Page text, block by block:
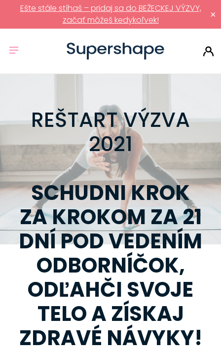
×
Ešte stále stíhaš – pridaj sa do BEŽECKEJ VÝZVY,
začať môžeš kedykoľvek!
REŠTART VÝZVA
2021
SCHUDNI KROK
ZA KROKOM ZA 21
DNÍ POD VEDENÍM
ODBORNÍČOK,
ODĽAHČI SVOJE
TELO A ZÍSKAJ
ZDRAVÉ NÁVYKY!